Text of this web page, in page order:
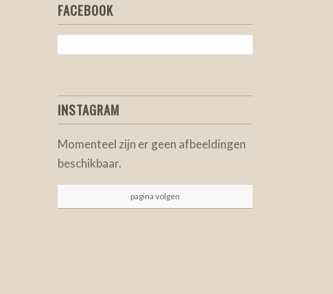
FACEBOOK
INSTAGRAM
Momenteel zijn er geen afbeeldingen
beschikbaar.
pagina volgen